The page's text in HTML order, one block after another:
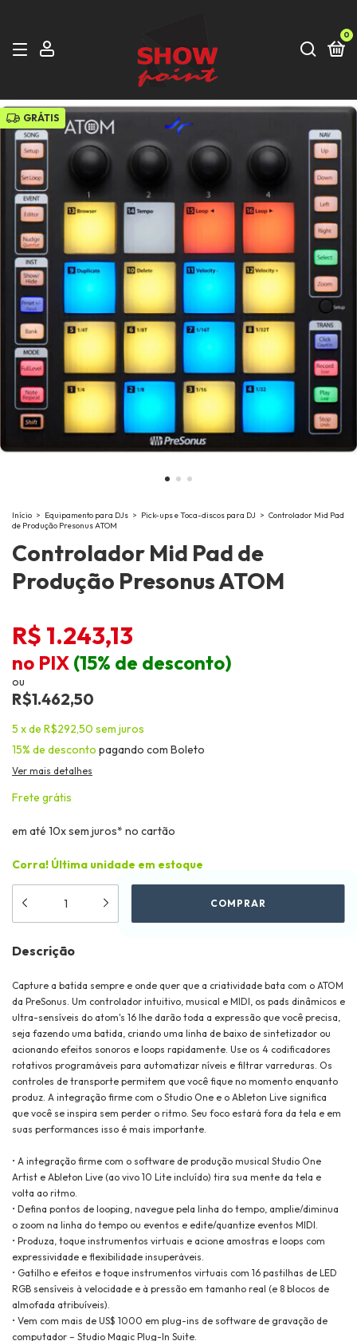
0
GRÁTIS
Início > Equipamento para DJs > Pick-ups e Toca-discos para DJ > Controlador Mid Pad
de Produção Presonus ATOM
Controlador Mid Pad de
Produção Presonus ATOM
R$ 1.243,13
no PIX (15% de desconto)
ou
R$1.462,50
5 xde R$292,50 sem juros
15% de desconto pagando com Boleto
Ver mais detalhes
Frete grátis
em até 10x sem juros* no cartão
Corra! Última unidade em estoque
Descrição
Capture a batida sempre e onde quer que a criatividade bata com o ATOM
da PreSonus. Um controlador intuitivo, musical e MIDI, os pads dinâmicos e
ultra-sensíveis do atom's 16 lhe darão toda a expressão que você precisa,
seja fazendo uma batida, criando uma linha de baixo de sintetizador ou
acionando efeitos sonoros e loops rapidamente. Use os 4 codificadores
rotativos programáveis para automatizar níveis e filtrar varreduras. Os
controles de transporte permitem que você fique no momento enquanto
produz. A integração firme com o Studio One e o Ableton Live significa
que você se inspira sem perder o ritmo. Seu foco estará fora da tela e em
suas performances isso é mais importante.
• A integração firme com o software de produção musical Studio One
Artist e Ableton Live (ao vivo 10 Lite incluído) tira sua mente da tela e
volta ao ritmo.
• Defina pontos de looping, navegue pela linha do tempo, amplie/diminua
o zoom na linha do tempo ou eventos e edite/quantize eventos MIDI.
• Produza, toque instrumentos virtuais e acione amostras e loops com
expressividade e flexibilidade insuperáveis.
• Gatilho e efeitos e toque instrumentos virtuais com 16 pastilhas de LED
RGB sensíveis à velocidade e à pressão em tamanho real (e 8 blocos de
almofada atribuíveis).
• Vem com mais de US$ 1000 em plug-ins de software de gravação de
computador – Studio Magic Plug-In Suite.